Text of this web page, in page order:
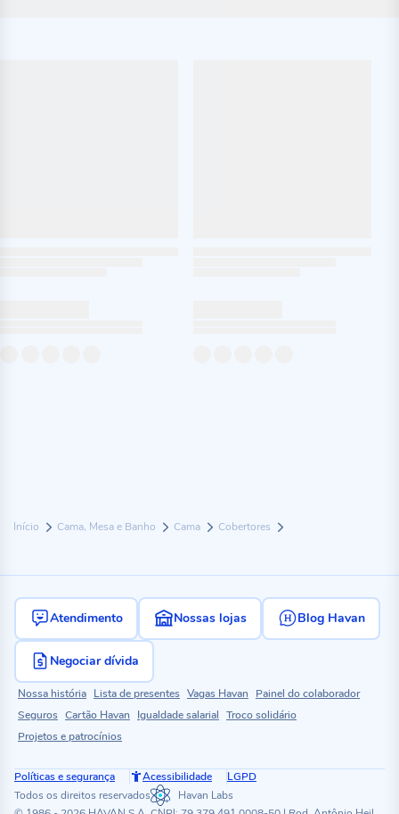
Início Cama, Mesa e Banho Cama Cobertores
Atendimento Nossas lojas Blog Havan
Negociar dívida
Nossa história Lista de presentes Vagas Havan
Painel do colaborador
Seguros Cartão Havan Igualdade salarial Troco solidário
Projetos e patrocínios
Políticas e segurança Acessibilidade
LGPD
Todos os direitos reservados
Havan Labs